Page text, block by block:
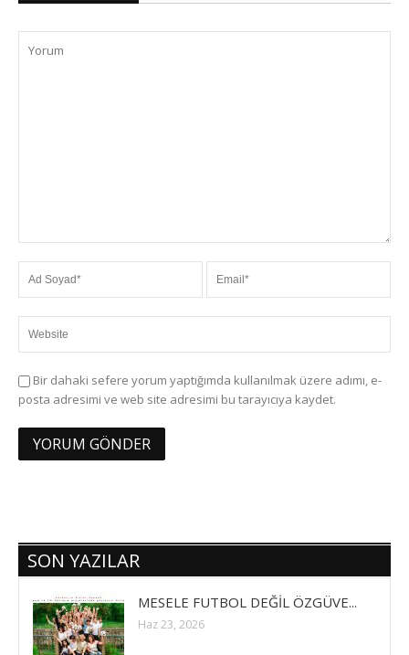
Bir dahaki sefere yorum yaptığımda kullanılmak üzere adımı, e-
posta adresimi ve web site adresimi bu tarayıcıya kaydet.
SON YAZILAR
MESELE FUTBOL DEĞİL ÖZGÜVE...
Haz 23, 2026